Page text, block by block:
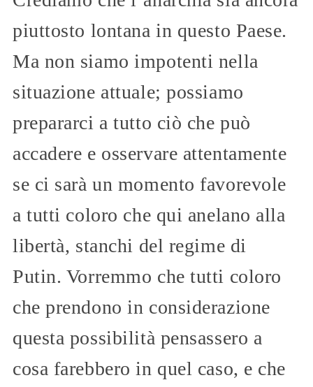
piuttosto lontana in questo Paese.
Ma non siamo impotenti nella
situazione attuale; possiamo
prepararci a tutto ciò che può
accadere e osservare attentamente
se ci sarà un momento favorevole
a tutti coloro che qui anelano alla
libertà, stanchi del regime di
Putin. Vorremmo che tutti coloro
che prendono in considerazione
questa possibilità pensassero a
cosa farebbero in quel caso, e che